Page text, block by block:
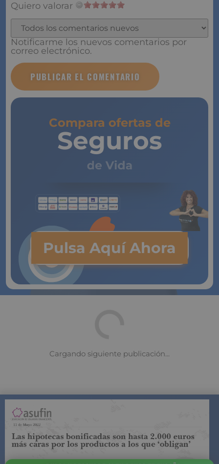
Quiero valorar
Notificarme los nuevos comentarios por correo
electrónico.
Compara ofertas de
Seguros
de Vida
Pulsa Aquí Ahora
16 de marzo 2022